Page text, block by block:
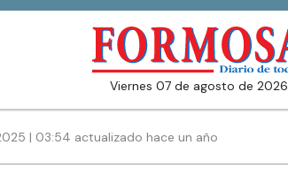
viernes 07 de agosto de 2026
| 03:54 actualizado hace un año